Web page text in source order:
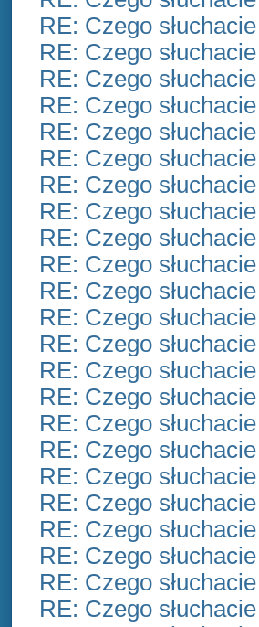
RE: Czego
RE: Czego
RE: Czego
RE: Czego
RE: Czego
RE: Czego
RE: Czego
RE: Czego
RE: Czego
RE: Czego
RE: Czego
RE: Czego
RE: Czego
RE: Czego
RE: Czego
RE: Czego
RE: Czego
RE: Czego
RE: Czego
RE: Czego
RE: Czego
RE: Czego
RE: Czego